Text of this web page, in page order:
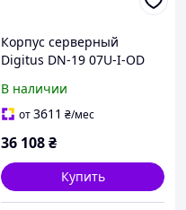
Корпус серверный
Digitus DN-19 07U-I-OD
В наличии
от3611 ₴/мес
36 108₴
Купить